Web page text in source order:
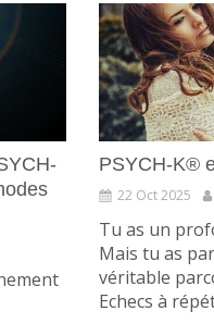
PSYCH-K®
22 Oct 2025
Tu as un
Mais tu as
véritable
Echecs à